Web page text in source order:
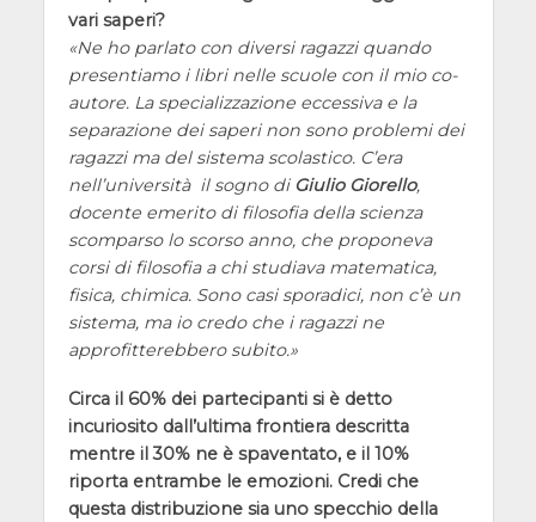
vari saperi?
Ne ho parlato con diversi ragazzi quando
presentiamo i libri nelle scuole con il mio co-
autore. La specializzazione eccessiva e la
separazione dei saperi non sono problemi dei
ragazzi ma del sistema scolastico. C’era
nell’università il sogno di Giulio Giorello,
docente emerito di filosofia della scienza
scomparso lo scorso anno, che proponeva
corsi di filosofia a chi studiava matematica,
fisica, chimica. Sono casi sporadici, non c’è un
sistema, ma io credo che i ragazzi ne
approfitterebbero subito.
Circa il 60% dei partecipanti si è detto
incuriosito dall’ultima frontiera descritta
mentre il 30% ne è spaventato, e il 10%
riporta entrambe le emozioni. Credi che
questa distribuzione sia uno specchio della